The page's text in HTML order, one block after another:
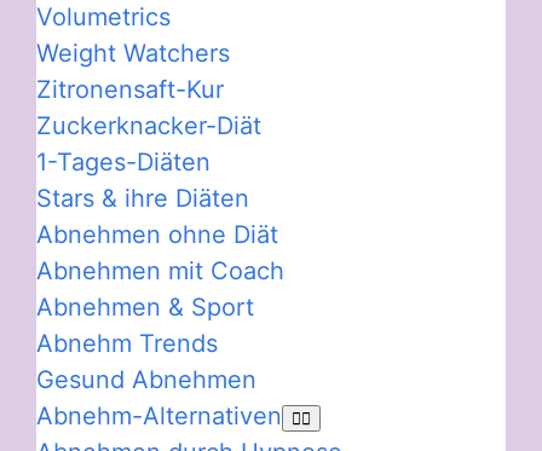
Volumetrics
Weight Watchers
Zitronensaft-Kur
Zuckerknacker-Diät
1-Tages-Diäten
Stars & ihre Diäten
Abnehmen ohne Diät
Abnehmen mit Coach
Abnehmen & Sport
Abnehm Trends
Gesund Abnehmen
Abnehm-Alternativen